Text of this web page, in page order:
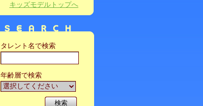
キッズモデルトップへ
タレント名で検索
年齢層で検索